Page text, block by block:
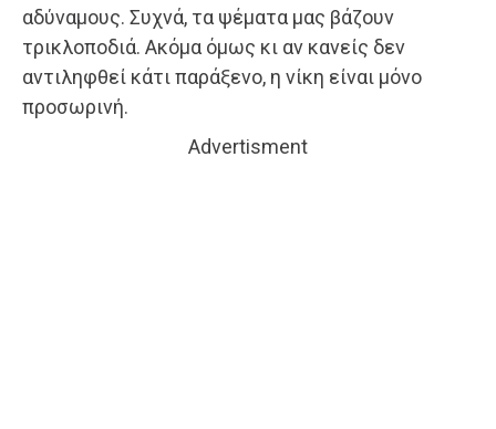
αδύναμους. Συχνά, τα ψέματα μας βάζουν
τρικλοποδιά. Ακόμα όμως κι αν κανείς δεν
αντιληφθεί κάτι παράξενο, η νίκη είναι μόνο
προσωρινή.
Advertisment